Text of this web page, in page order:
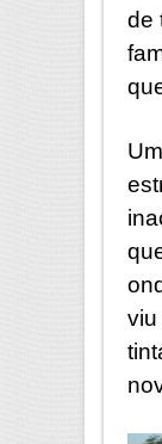
de
viu